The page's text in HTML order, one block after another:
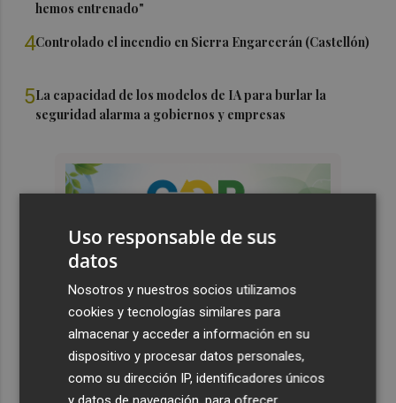
hemos entrenado"
4Controlado el incendio en Sierra Engarcerán (Castellón)
5La capacidad de los modelos de IA para burlar la
seguridad alarma a gobiernos y empresas
Uso responsable de sus
datos
Nosotros y nuestros socios utilizamos
cookies y tecnologías similares para
almacenar y acceder a información en su
dispositivo y procesar datos personales,
como su dirección IP, identificadores únicos